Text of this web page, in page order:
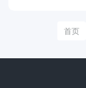
首页